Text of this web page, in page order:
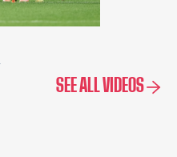
SEE ALL VIDEOS